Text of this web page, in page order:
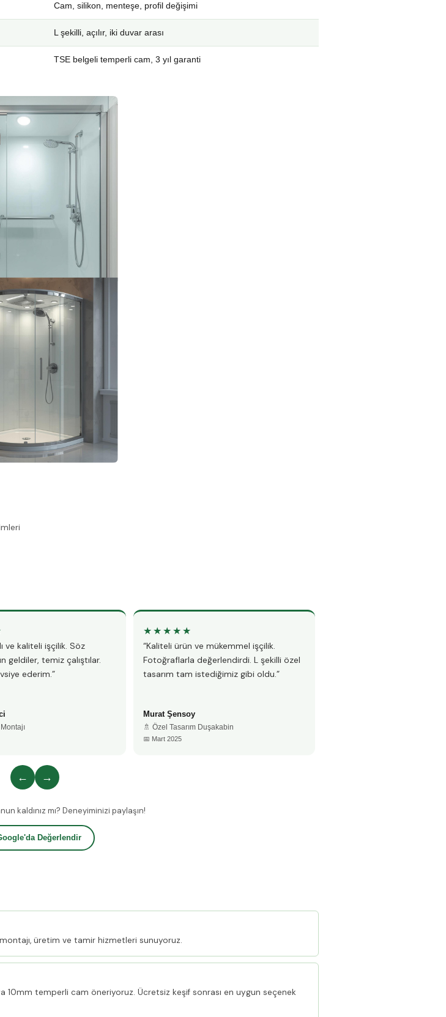
Cam, silikon, menteşe, profil değişimi
L şekilli, açılır, iki duvar arası
TSE belgeli temperli cam, 3 yıl garanti
ve kaliteli işçilik. Söz
geldiler, temiz çalıştılar.
ederim.”
★★★★★
“Kaliteli ürün ve mükemmel işçilik.
Fotoğraflarla değerlendirdi. L şekilli özel
tasarım tam istediğimiz gibi oldu.”
Murat Şensoy
🚿 Özel Tasarım Duşakabin
📅 Mart 2025
← →
kaldınız mı? Deneyiminizi paylaşın!
Değerlendir
üretim ve tamir hizmetleri sunuyoruz.
10mm temperli cam öneriyoruz. Ücretsiz keşif sonrası en uygun seçenek